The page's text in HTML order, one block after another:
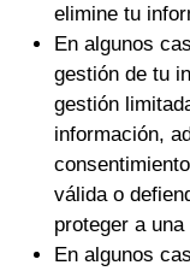
elimine tu
En algunos
gestión de tu
gestión
información,
válida o
proteger a
En algunos